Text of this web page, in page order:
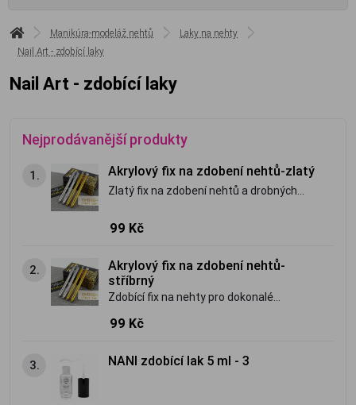
Manikúra-modeláž nehtů
Laky na nehty
Nail Art - zdobící laky
Nail Art - zdobící laky
Nejprodávanější produkty
1. Akrylový fix na zdobení nehtů-zlatý
Zlatý fix na zdobení nehtů a drobných
99 Kč
2.
Akrylový fix na zdobení nehtů-
stříbrný
Zdobící fix na nehty pro dokonalé
zdobení nehtů,nebo drobných
99 Kč
3. NANI zdobící lak 5 ml - 3